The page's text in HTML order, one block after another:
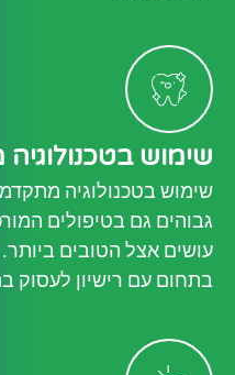
שימוש
שימוש בטכנולוגיה
גבוהים גם בטיפולים
עושים אצל הטובים ביותר.
בתחום עם רישיון לעסוק